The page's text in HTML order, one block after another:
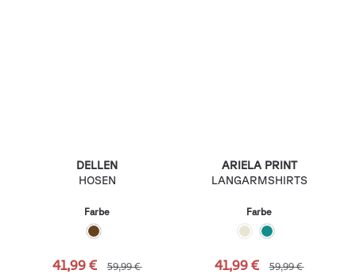
DELLEN
HOSEN
Farbe
41,99 € 59,99 €
ARIELA PRINT
LANGARMSHIRTS
Farbe
41,99 € 59,99 €